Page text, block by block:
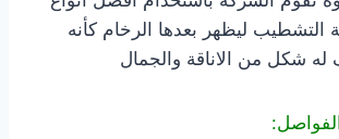
التشطيب ليظهر بعدها الرخام كأنه
شكل من الاناقة والجمال